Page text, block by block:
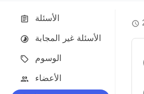
الأسئلة
الأسئلة غير المجابة
الوسوم
الأعضاء